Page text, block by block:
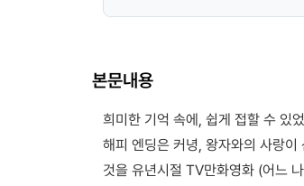
본문내용
희미한 기억 속에, 쉽게 접할 수 있
해피 엔딩은 커녕, 왕자와의 사랑
것을 유년시절 TV만화영화 (어느